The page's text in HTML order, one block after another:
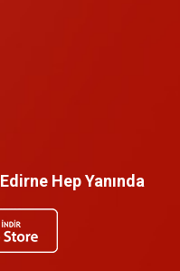
Edirne Hep Yanında